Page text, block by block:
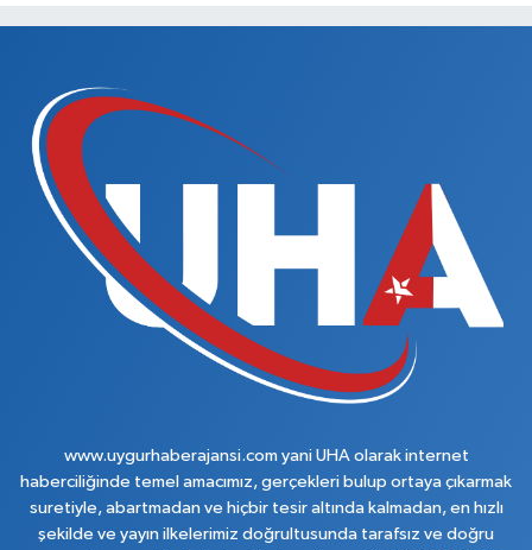
www.uygurhaberajansi.com yani UHA olarak internet
haberciliğinde temel amacımız, gerçekleri bulup ortaya çıkarmak
suretiyle, abartmadan ve hiçbir tesir altında kalmadan, en hızlı
şekilde ve yayın ilkelerimiz doğrultusunda tarafsız ve doğru